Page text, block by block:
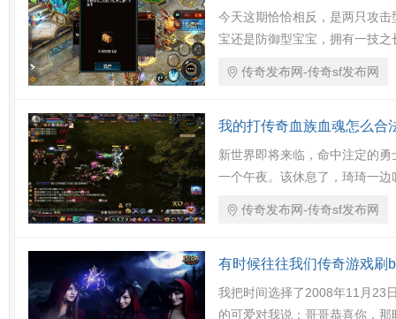
今天这期恰恰相反，是两只攻
宝还是防御型宝宝，拥有一技
传奇发布网-传奇sf发布网
我的打传奇血族血魂怎么合
新世界即将来临，命中注定的
一个午夜。该休息了，琦琦一
传奇发布网-传奇sf发布网
有时候往往我们传奇游戏刷
我把时间选择了2008年11月23
的可爱对我说：哥哥恭喜你，